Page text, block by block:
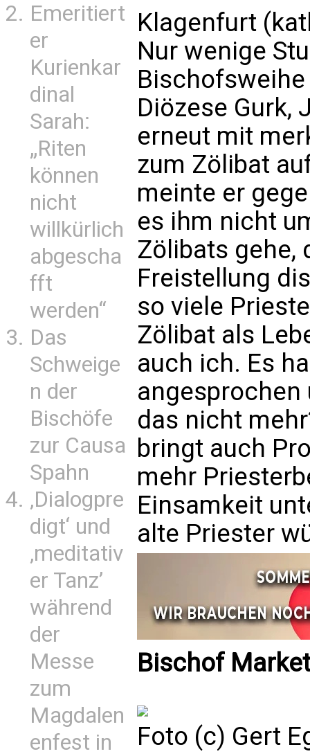
Emeritiert
er
Kurienkar
dinal
Sarah:
„Riten
können
nicht
willkürlich
abgescha
fft
werden“
Das
Schweige
n der
Bischöfe
zur Causa
Spahn
‚Dialogpre
digt‘ und
‚meditativ
er Tanz’
während
der
Messe
zum
Magdalen
enfest in
Klagenfurt
Nur wenige
Diözese Gurk,
erneut mit
zum Zölibat
meinte er
es ihm nicht
Zölibats gehe,
Freistellung
so viele
Zölibat als
auch ich. Es
das nicht
bringt auch
mehr
Einsamkeit
alte Priester
Bischof
Foto (c) Gert